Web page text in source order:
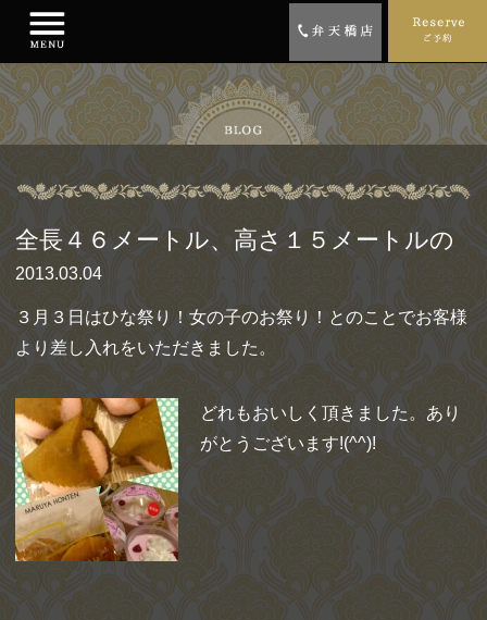
全長４６メートル、高さ１５メートルの
2013.03.04
３月３日はひな祭り！女の子のお祭り！とのことでお客様
より差し入れをいただきました。
どれもおいしく頂きました。あり
がとうございます!(^^)!